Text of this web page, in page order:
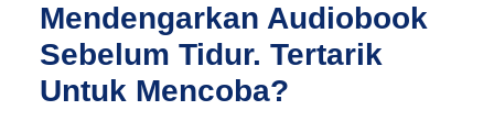
Mendengarkan Audiobook
Sebelum Tidur. Tertarik
Untuk Mencoba?